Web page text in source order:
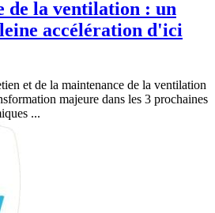
de la ventilation : un
accélération d'ici
et de la maintenance de la ventilation
majeure dans les 3 prochaines
...